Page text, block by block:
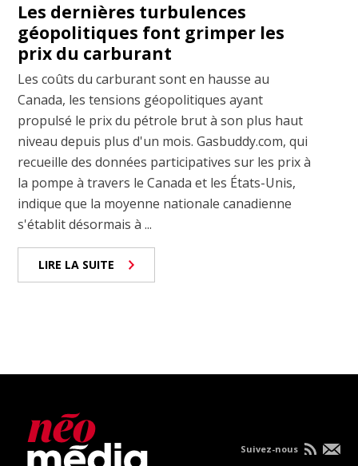
Les dernières turbulences
géopolitiques font grimper les
prix du carburant
Les coûts du carburant sont en hausse au
Canada, les tensions géopolitiques ayant
propulsé le prix du pétrole brut à son plus haut
niveau depuis plus d'un mois. Gasbuddy.com, qui
recueille des données participatives sur les prix à
la pompe à travers le Canada et les États-Unis,
indique que la moyenne nationale canadienne
s'établit désormais à ...
LIRE LA SUITE
Suivez-nous